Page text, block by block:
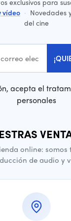
exclusivos para
vídeo · Novedades
del cine
acepta el
personales
online:
de audio y